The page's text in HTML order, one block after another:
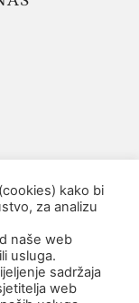
kako bi
za analizu
naše web
usluga.
sadržaja
web